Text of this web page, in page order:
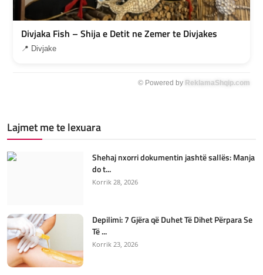
Divjaka Fish – Shija e Detit ne Zemer te Divjakes
📍 Divjake
© Powered by ReklamaShqip.com
Lajmet me te lexuara
Shehaj nxorri dokumentin jashtë sallës: Manja
do t...
Korrik 28, 2026
Depilimi: 7 Gjëra që Duhet Të Dihet Përpara Se
Të ...
Korrik 23, 2026